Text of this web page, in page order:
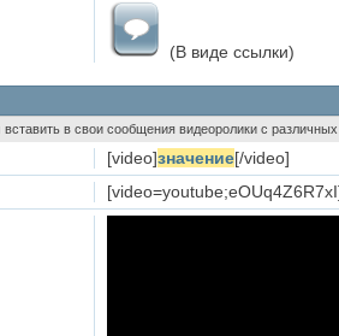
(В виде ссылки)
вставить в свои сообщения видеоролики с
[video]значение[/video]